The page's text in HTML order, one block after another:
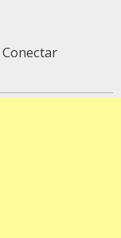
Conectar